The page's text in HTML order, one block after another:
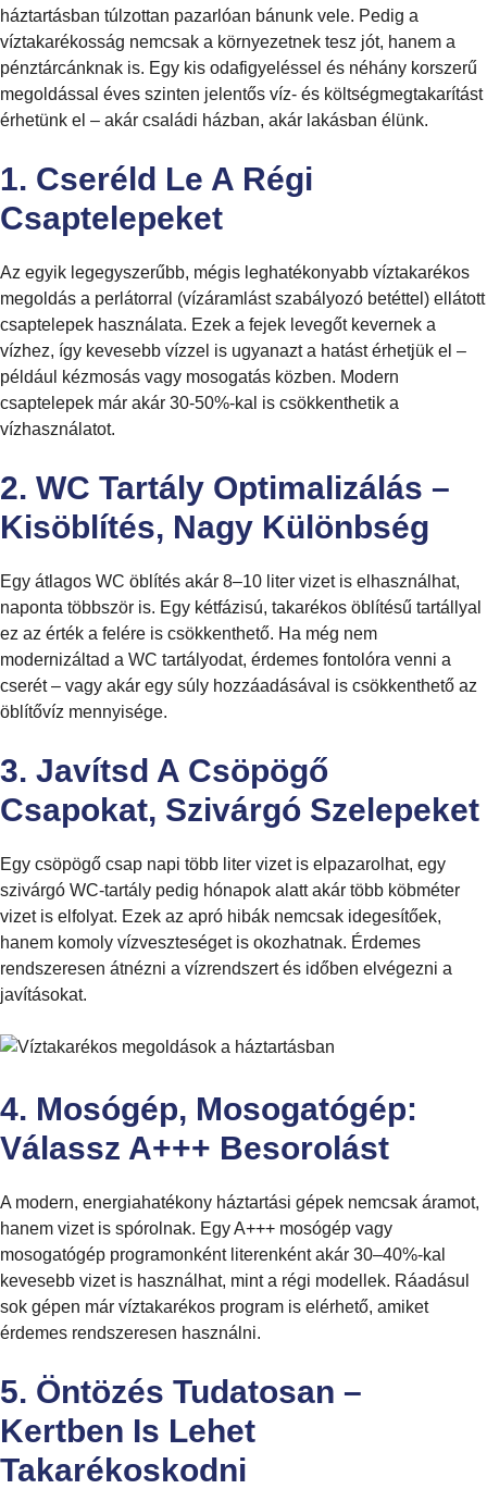
háztartásban túlzottan pazarlóan bánunk vele. Pedig a
víztakarékosság nemcsak a környezetnek tesz jót, hanem a
pénztárcánknak is. Egy kis odafigyeléssel és néhány korszerű
megoldással éves szinten jelentős víz- és költségmegtakarítást
érhetünk el – akár családi házban, akár lakásban élünk.
1. Cseréld Le A Régi
Csaptelepeket
Az egyik legegyszerűbb, mégis leghatékonyabb víztakarékos
megoldás a perlátorral (vízáramlást szabályozó betéttel) ellátott
csaptelepek használata. Ezek a fejek levegőt kevernek a
vízhez, így kevesebb vízzel is ugyanazt a hatást érhetjük el –
például kézmosás vagy mosogatás közben. Modern
csaptelepek már akár 30-50%-kal is csökkenthetik a
vízhasználatot.
2. WC Tartály Optimalizálás –
Kisöblítés, Nagy Különbség
Egy átlagos WC öblítés akár 8–10 liter vizet is elhasználhat,
naponta többször is. Egy kétfázisú, takarékos öblítésű tartállyal
ez az érték a felére is csökkenthető. Ha még nem
modernizáltad a WC tartályodat, érdemes fontolóra venni a
cserét – vagy akár egy súly hozzáadásával is csökkenthető az
öblítővíz mennyisége.
3. Javítsd A Csöpögő
Csapokat, Szivárgó Szelepeket
Egy csöpögő csap napi több liter vizet is elpazarolhat, egy
szivárgó WC-tartály pedig hónapok alatt akár több köbméter
vizet is elfolyat. Ezek az apró hibák nemcsak idegesítőek,
hanem komoly vízveszteséget is okozhatnak. Érdemes
rendszeresen átnézni a vízrendszert és időben elvégezni a
javításokat.
4. Mosógép, Mosogatógép:
Válassz A+++ Besorolást
A modern, energiahatékony háztartási gépek nemcsak áramot,
hanem vizet is spórolnak. Egy A+++ mosógép vagy
mosogatógép programonként literenként akár 30–40%-kal
kevesebb vizet is használhat, mint a régi modellek. Ráadásul
sok gépen már víztakarékos program is elérhető, amiket
érdemes rendszeresen használni.
5. Öntözés Tudatosan –
Kertben Is Lehet
Takarékoskodni